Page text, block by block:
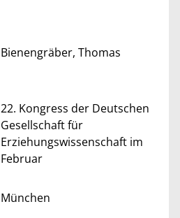
Bienengräber, Thomas
22. Kongress der Deutschen
Gesellschaft für
Erziehungswissenschaft im
Februar
München